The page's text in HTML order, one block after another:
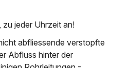
zu jeder Uhrzeit an!
abfliessende verstopfte
Abfluss hinter der